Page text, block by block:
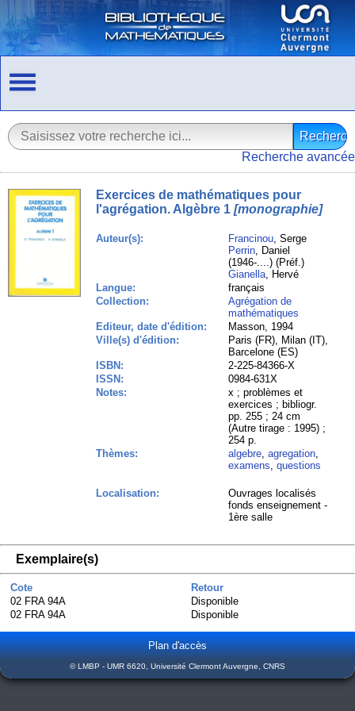
Recherche avancée
Exercices de mathématiques pour
l'agrégation. Algèbre 1 [monographie]
Auteur(s): Francinou, Serge
Perrin, Daniel
(1946-....) (Préf.)
Gianella, Hervé
Langue:
français
Collection:
Agrégation de
mathématiques
Editeur, date d'édition:
Masson, 1994
Ville(s) d'édition:
Paris (FR), Milan (IT),
Barcelone (ES)
ISBN:
2-225-84366-X
ISSN:
0984-631X
Notes:
x ; problèmes et
exercices ; bibliogr.
pp. 255 ; 24 cm
(Autre tirage : 1995) ;
254 p.
Thèmes:
algebre,agregation,
examens,questions
Localisation:
Ouvrages localisés
fonds enseignement -
1ère salle
Exemplaire(s)
Cote
Retour
02 FRA 94A
Disponible
02 FRA 94A
Disponible
Plan d'accès
© LMBP - UMR 6620, Université Clermont Auvergne, CNRS